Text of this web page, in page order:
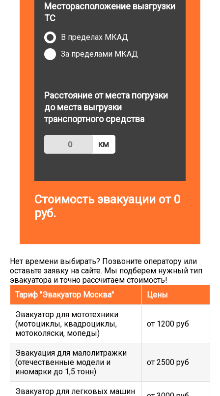
Месторасположение вызгрузки
ТС
В пределах МКАД
За пределами МКАД
Расстояние от места погрузки
до места выгрузки
транспортного средства
км
Стоимость эвакуации от 0
руб.
Нет времени выбирать? Позвоните оператору или
оставьте заявку на сайте. Мы подберем нужный тип
эвакуатора и точно рассчитаем стоимость!
Тариф "Эвакуатор Москва"
Цены
Эвакуатор для мототехники
(мотоциклы, квадроциклы,
мотоколяски, мопеды)
от 1200 руб
Эвакуация для малолитражки
(отечественные модели и
иномарки до 1,5 тонн)
от 2500 руб
Эвакуатор для легковых машин